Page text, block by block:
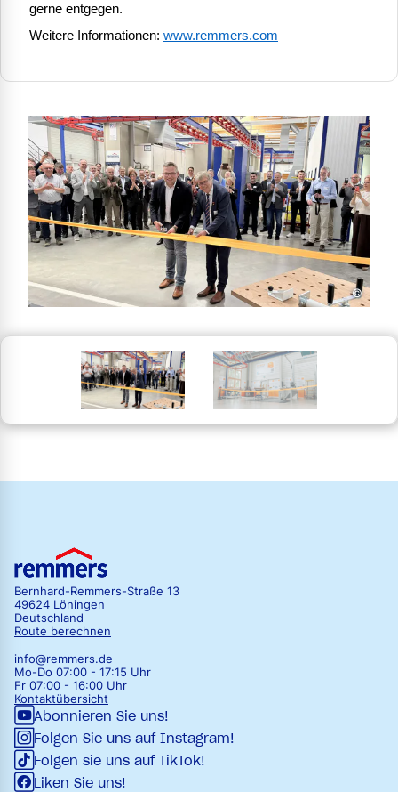
gerne entgegen.
Weitere Informationen: www.remmers.com
©
Bernhard-Remmers-Straße 13
49624 Löningen
Deutschland
Route berechnen
info@remmers.de
Mo-Do 07:00 - 17:15 Uhr
Fr 07:00 - 16:00 Uhr
Kontaktübersicht
Abonnieren Sie uns!
Folgen Sie uns auf Instagram!
Folgen sie uns auf TikTok!
Liken Sie uns!